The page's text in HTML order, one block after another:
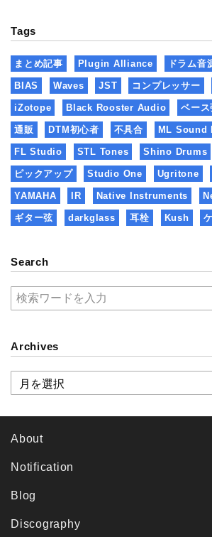
Tags
まとめ記事 Plugin Alliance ドラム音
BIAS Waves JST コンプレッサー
iZotope Black Rooster Audio ベース
通販 DTM初心者 不具合 ML Sound
FL Studio STL Tones Shino Drums
ピックアップ Studio One Ugritone
YAMAHA IR Native Instruments
ギター弦 darkglass 耳栓 Kush
Search
Archives
About
Notification
Blog
Discography